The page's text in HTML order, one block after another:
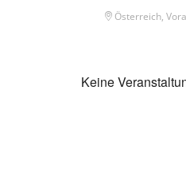
Österreich,
Keine